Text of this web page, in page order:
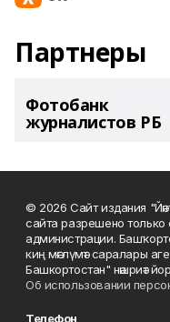
Партнеры
Фотобанк
журналистов РБ
© 2026 Сайт издания
сайта разрешено только
администрации.
киң мәғлүмәт саралары
Башкортостан" нәшриәт
Об использовании
Телефон